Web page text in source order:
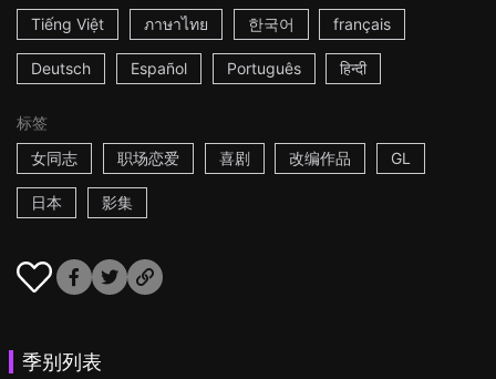
Tiếng Việt ภาษาไทย 한국어 français
Deutsch Español Português हिन्दी
标签
女同志
职场恋爱 喜剧 改编作品 GL
日本 影集
季别列表